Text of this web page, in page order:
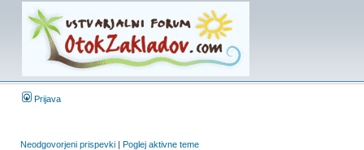
Prijava
Neodgovorjeni prispevki | Poglej aktivne teme